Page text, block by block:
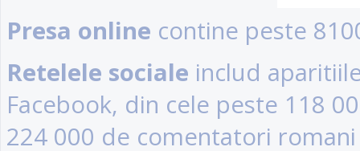
Presa online contine peste
Retelele sociale includ
Facebook, din cele peste 118
224 000 de comentatori